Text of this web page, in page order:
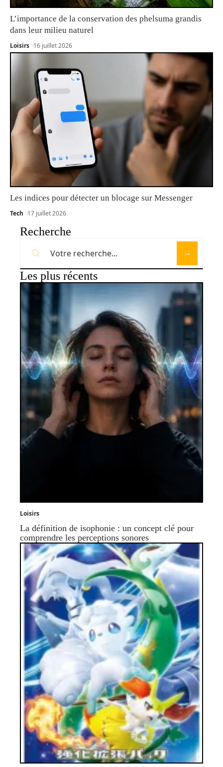
L’importance de la conservation des phelsuma grandis
dans leur milieu naturel
Loisirs 16 juillet 2026
Les indices pour détecter un blocage sur Messenger
Tech 17 juillet 2026
Recherche
Les plus récents
Loisirs
La définition de isophonie : un concept clé pour
comprendre les perceptions sonores